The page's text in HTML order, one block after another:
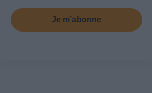
Je m’abonne